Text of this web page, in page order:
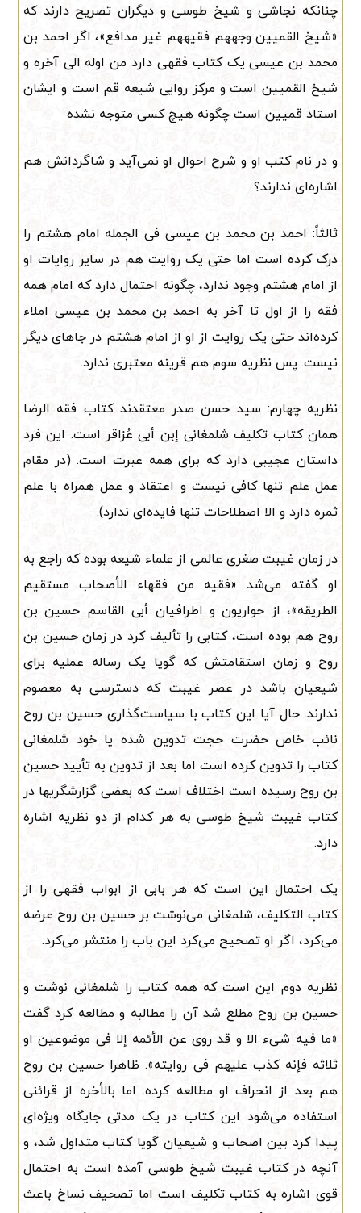
چنانکه نجاشی و شیخ طوسی و دیگران تصریح دارند که
«شیخ القمیین وجههم فقیههم غیر مدافع»، اگر احمد بن
محمد بن عیسی یک کتاب فقهی دارد من اوله الی آخره و
شیخ القمیین است و مرکز روایی شیعه قم است و ایشان
استاد قمیین است چگونه هیچ کسی متوجه نشده
و در نام کتب او و شرح احوال او نمی‌آید و شاگردانش هم
اشاره‌ای ندارند؟
ثالثاً: احمد بن محمد بن عیسی فی الجمله امام هشتم را
درک کرده است اما حتی یک روایت هم در سایر روایات او
از امام هشتم وجود ندارد، چگونه احتمال دارد که امام همه
فقه را از اول تا آخر به احمد بن محمد بن عیسی املاء
کرده‌اند حتی یک روایت از او از امام هشتم در جاهای دیگر
نیست. پس نظریه سوم هم قرینه معتبری ندارد.
نظریه چهارم: سید حسن صدر معتقدند کتاب فقه الرضا
همان کتاب تکلیف شلمغانی إبن أبی عُزاقر است. این فرد
داستان عجیبی دارد که برای همه عبرت است. (در مقام
عمل علم تنها کافی نیست و اعتقاد و عمل همراه با علم
ثمره دارد و الا اصطلاحات تنها فایده‌ای ندارد).
در زمان غیبت صغری عالمی از علماء شیعه بوده که راجع به
او گفته می‌شد «فقیه من فقهاء الأصحاب مستقیم
الطریقه»، از حواریون و اطرافیان أبی القاسم حسین بن
روح هم بوده است، کتابی را تألیف کرد در زمان حسین بن
روح و زمان استقامتش که گویا یک رساله عملیه برای
شیعیان باشد در عصر غیبت که دسترسی به معصوم
ندارند. حال آیا این کتاب با سیاست‌گذاری حسین بن روح
نائب خاص حضرت حجت تدوین شده یا خود شلمغانی
کتاب را تدوین کرده است اما بعد از تدوین به تأیید حسین
بن روح رسیده است اختلاف است که بعضی گزارشگریها در
کتاب غیبت شیخ طوسی به هر کدام از دو نظریه اشاره
دارد.
یک احتمال این است که هر بابی از ابواب فقهی را از
کتاب التکلیف، شلمغانی می‌نوشت بر حسین بن روح عرضه
می‌کرد، اگر او تصحیح می‌کرد این باب را منتشر می‌کرد.
نظریه دوم این است که همه کتاب را شلمغانی نوشت و
حسین بن روح مطلع شد آن را مطالبه و مطالعه کرد گفت
«ما فیه شیء الا و قد روی عن الأئمه إلا فی موضوعین او
ثلاثه فإنه کذب علیهم فی روایته». ظاهرا حسین بن روح
هم بعد از انحراف او مطالعه کرده. اما بالأخره از قرائنی
استفاده می‌شود این کتاب در یک مدتی جایگاه ویژه‌ای
پیدا کرد بین اصحاب و شیعیان گویا کتاب متداول شد، و
آنچه در کتاب غیبت شیخ طوسی آمده است به احتمال
قوی اشاره به کتاب تکلیف است اما تصحیف نساخ باعث